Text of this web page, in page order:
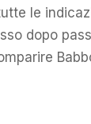
le
dopo